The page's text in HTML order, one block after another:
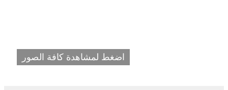
اضغط لمشاهدة كافة الصور